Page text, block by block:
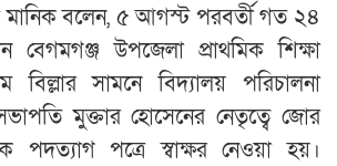
মানিক বলেন, ৫ আগস্ট পরবর্তী গত ২৪
বেগমগঞ্জ উপজেলা প্রাথমিক শিক্ষা
বিল্লার সামনে বিদ্যালয় পরিচালনা
মুক্তার হোসেনের নেতৃত্বে জোর
পত্রে স্বাক্ষর নেওয়া হয়।